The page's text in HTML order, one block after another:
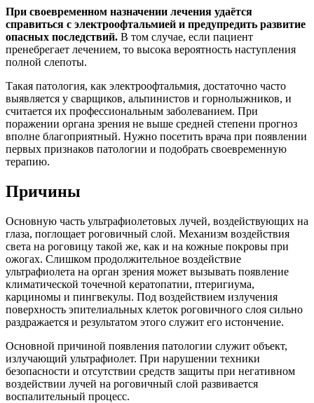
При своевременном назначении лечения удаётся
справиться с электроофтальмией и предупредить развитие
опасных последствий. В том случае, если пациент
пренебрегает лечением, то высока вероятность наступления
полной слепоты.
Такая патология, как электроофтальмия, достаточно часто
выявляется у сварщиков, альпинистов и горнолыжников, и
считается их профессиональным заболеванием. При
поражении органа зрения не выше средней степени прогноз
вполне благоприятный. Нужно посетить врача при появлении
первых признаков патологии и подобрать своевременную
терапию.
Причины
Основную часть ультрафиолетовых лучей, воздействующих на
глаза, поглощает роговичный слой. Механизм воздействия
света на роговицу такой же, как и на кожные покровы при
ожогах. Слишком продолжительное воздействие
ультрафиолета на орган зрения может вызывать появление
климатической точечной кератопатии, птеригиума,
карциномы и пингвекулы. Под воздействием излучения
поверхность эпителиальных клеток роговичного слоя сильно
раздражается и результатом этого служит его истончение.
Основной причиной появления патологии служит объект,
излучающий ультрафиолет. При нарушении техники
безопасности и отсутствии средств защиты при негативном
воздействии лучей на роговичный слой развивается
воспалительный процесс.